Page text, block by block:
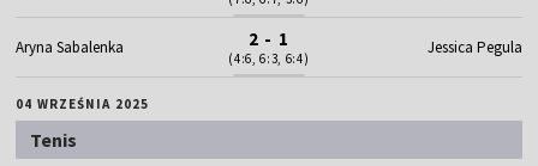
Aryna Sabalenka 2 - 1
(4:6, 6:3, 6:4)
Jessica Pegula
04 WRZEŚNIA 2025
Tenis